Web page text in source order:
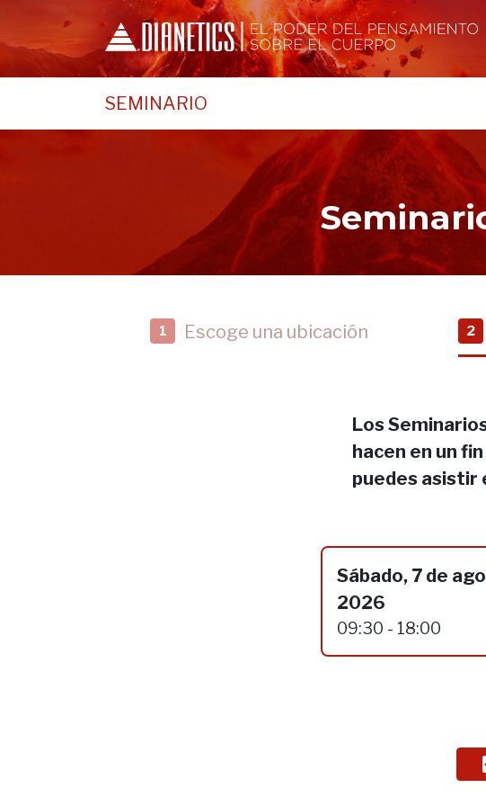
SEMINARIO
1 Escoge una ubicación 2
Los
hacen en un
puedes asistir
Sábado, 7 de
2026
09:30 - 18:00